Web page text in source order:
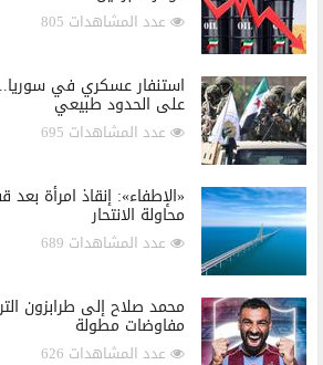
عدد المشاهدات 805
استنفار عسكري في
على الحدود طبيعي
عدد المشاهدات 695
«الإطفاء»: إنقاذ امرأة
محاولة الانتحار
عدد المشاهدات 689
محمد صلاح إلى طرابزون
مفاوضات مطولة
عدد المشاهدات 626